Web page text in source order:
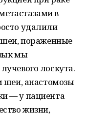
в
удалили
пораженные
мы
лоскута.
шеи, анастомозы
— у пациента
жизни,